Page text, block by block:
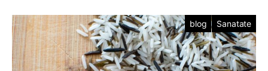
blog Sanatate